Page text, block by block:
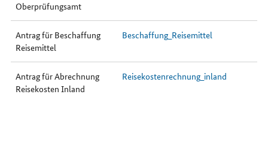
Oberprüfungsamt
Antrag für Beschaffung
Reisemittel
Beschaffung_Reisemittel
Antrag für Abrechnung
Reisekosten Inland
Reisekostenrechnung_inland